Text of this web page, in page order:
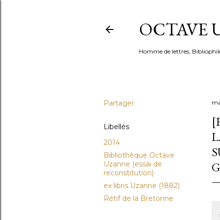
OCTAVE
Homme de lettres,
Partager
Libellés
2014
Bibliothèque Octave
Uzanne (essai de
reconstitution)
ex libris Uzanne (1882)
Rétif de la Bretonne